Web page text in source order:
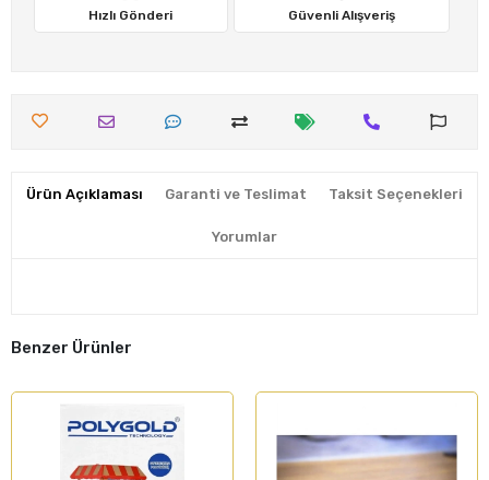
Hızlı Gönderi Güvenli Alışveriş
Ürün Açıklaması Garanti ve Teslimat Taksit Seçenekleri
Yorumlar
Benzer Ürünler